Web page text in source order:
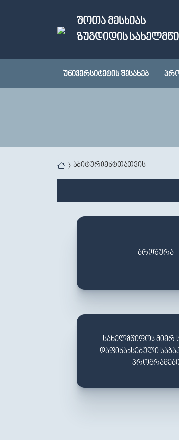
ᲨᲝᲗᲐ ᲛᲔᲡᲮᲘᲐᲡ
ᲖᲣᲒᲓᲘᲓᲘᲡ
ᲣᲜᲘᲕᲔᲠᲡᲘᲢᲔᲢᲘᲡ ᲨᲔᲡᲐᲮᲔᲑ
You are here
აბიტურიენტთათვის
ᲑᲠᲝᲨᲣᲠᲐ
ᲡᲐᲮᲔᲚᲛᲬᲘᲤᲝᲡ
ᲓᲐᲤᲘᲜᲐᲜᲡᲔᲑᲣᲚᲘ
ᲞᲠᲝᲒᲠᲐᲛᲔᲑᲘ